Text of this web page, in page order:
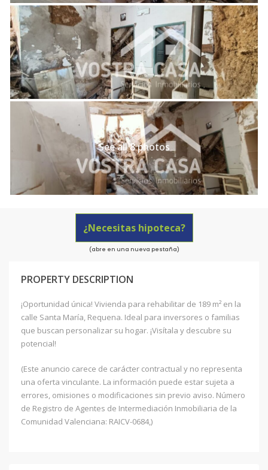
See all 8 photos
¿Necesitas hipoteca?
(abre en una nueva pestaña)
PROPERTY DESCRIPTION
¡Oportunidad única! Vivienda para rehabilitar de 189 m² en la
calle Santa María, Requena. Ideal para inversores o familias
que buscan personalizar su hogar. ¡Visítala y descubre su
potencial!
(Este anuncio carece de carácter contractual y no representa
una oferta vinculante. La información puede estar sujeta a
errores, omisiones o modificaciones sin previo aviso. Número
de Registro de Agentes de Intermediación Inmobiliaria de la
Comunidad Valenciana: RAICV-0684,)